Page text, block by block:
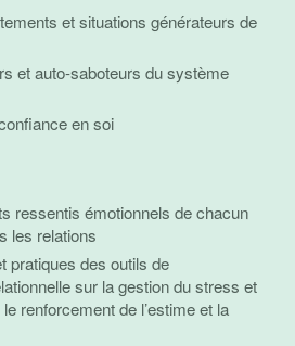
et situations générateurs de
et auto-saboteurs du système
en soi
ressentis émotionnels de chacun
les relations
pratiques des outils de
sur la gestion du stress et
renforcement de l’estime et la